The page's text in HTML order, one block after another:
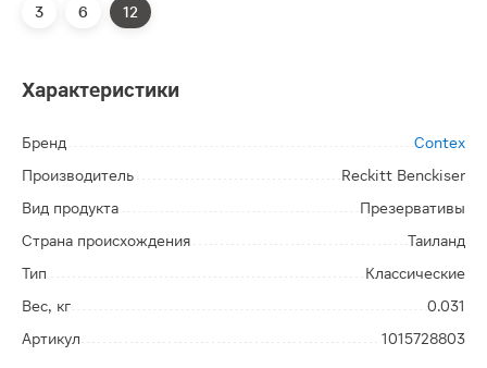
3 6 12
Характеристики
Бренд
Contex
Производитель
Reckitt Benckiser
Вид продукта
Презервативы
Страна происхождения
Таиланд
Тип
Классические
Вес, кг
0.031
Артикул
1015728803